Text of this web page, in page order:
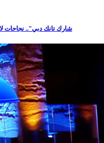
"شارك تانك دبي".. نجاحات